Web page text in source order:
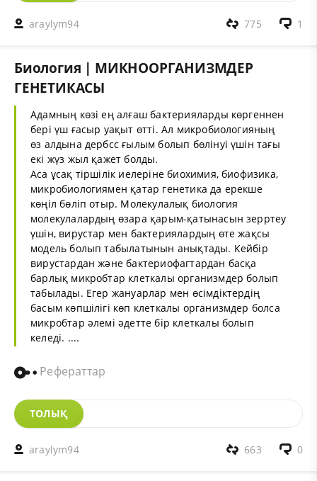
araylym94 1
775
Биология | МИКHООРГАНИЗМДЕР
ГЕНЕТИКАСЫ
Адамның көзі ең алғаш бактерияларды көргеннен
бері үш ғасыр уақыт өтті. Ал микробиологияның
өз алдына дербсс ғылым болып бөлінуі үшін тағы
екі жүз жыл қажет болды.
Аса ұсақ тіршілік иелеріне биохимия, биофизика,
микробиологиямен қатар генетика да ерекше
көңіл бөліп отыр. Молекулалық биология
молекулалардың өзара қарым-қатынасын зерртеу
үшін, вирустар мен бактериялардың өте жақсы
модель болып табылатынын анықтады. Кейбір
вирустардан және бактериофагтардан басқа
барлық микробтар клеткалы организмдер болып
табылады. Егер жануарлар мен өсімдіктердің
басым көпшілігі көп клеткалы организмдер болса
микробтар әлемі әдетте бір клеткалы болып
келеді. ....
Рефераттар
ТОЛЫҚ
araylym94 0
663